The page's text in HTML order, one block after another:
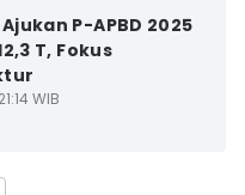
P-APBD 2025
T, Fokus
WIB